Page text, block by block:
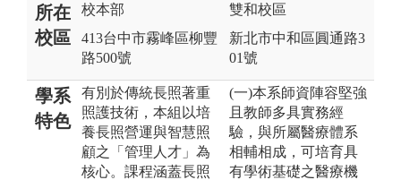
所在
校區
校本部
413台中市霧峰區柳豐
路500號
雙和校區
新北市中和區圓通路3
01號
學系
特色
有別於傳統長照著重
照護技術，本組以培
養長照營運與智慧照
顧之「管理人才」為
核心。課程涵蓋長照
(一)本系師資陣容堅強
且教師多具實務經
驗，與所屬醫療體系
相輔相成，可培育具
有學術基礎之醫療機